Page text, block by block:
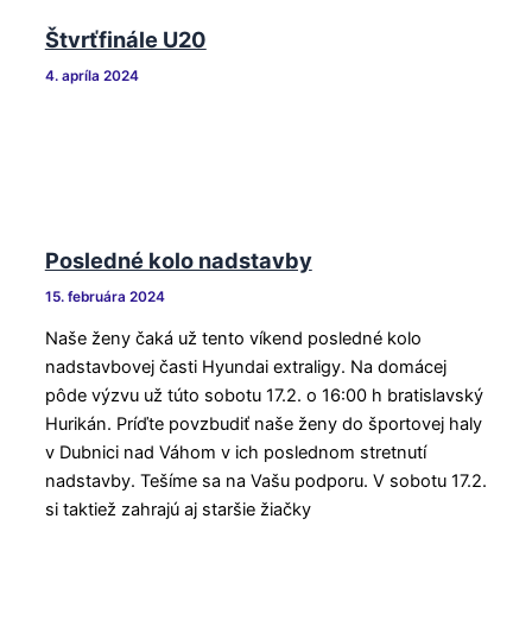
Štvrťfinále U20
4. apríla 2024
Posledné kolo nadstavby
15. februára 2024
Naše ženy čaká už tento víkend posledné kolo
nadstavbovej časti Hyundai extraligy. Na domácej
pôde výzvu už túto sobotu 17.2. o 16:00 h bratislavský
Hurikán. Príďte povzbudiť naše ženy do športovej haly
v Dubnici nad Váhom v ich poslednom stretnutí
nadstavby. Tešíme sa na Vašu podporu. V sobotu 17.2.
si taktiež zahrajú aj staršie žiačky